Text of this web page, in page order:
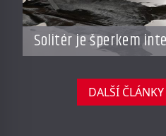
Solitér je šperkem
DALŠÍ